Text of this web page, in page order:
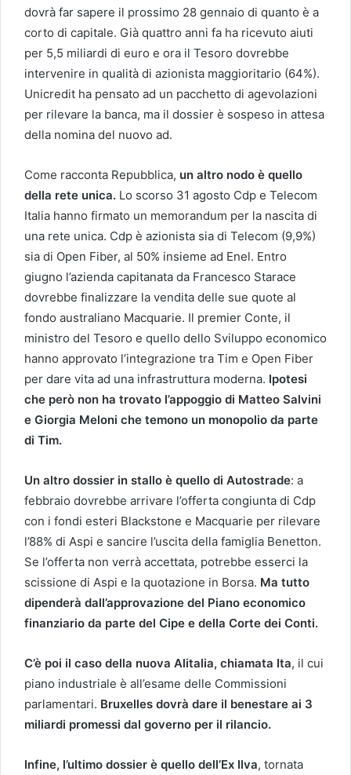
dovrà far sapere il prossimo 28 gennaio di quanto è a
corto di capitale. Già quattro anni fa ha ricevuto aiuti
per 5,5 miliardi di euro e ora il Tesoro dovrebbe
intervenire in qualità di azionista maggioritario (64%).
Unicredit ha pensato ad un pacchetto di agevolazioni
per rilevare la banca, ma il dossier è sospeso in attesa
della nomina del nuovo ad.
Come racconta Repubblica, un altro nodo è quello
della rete unica. Lo scorso 31 agosto Cdp e Telecom
Italia hanno firmato un memorandum per la nascita di
una rete unica. Cdp è azionista sia di Telecom (9,9%)
sia di Open Fiber, al 50% insieme ad Enel. Entro
giugno l’azienda capitanata da Francesco Starace
dovrebbe finalizzare la vendita delle sue quote al
fondo australiano Macquarie. Il premier Conte, il
ministro del Tesoro e quello dello Sviluppo economico
hanno approvato l’integrazione tra Tim e Open Fiber
per dare vita ad una infrastruttura moderna. Ipotesi
che però non ha trovato l’appoggio di Matteo Salvini
e Giorgia Meloni che temono un monopolio da parte
di Tim.
Un altro dossier in stallo è quello di Autostrade: a
febbraio dovrebbe arrivare l’offerta congiunta di Cdp
con i fondi esteri Blackstone e Macquarie per rilevare
l’88% di Aspi e sancire l’uscita della famiglia Benetton.
Se l’offerta non verrà accettata, potrebbe esserci la
scissione di Aspi e la quotazione in Borsa. Ma tutto
dipenderà dall’approvazione del Piano economico
finanziario da parte del Cipe e della Corte dei Conti.
C’è poi il caso della nuova Alitalia, chiamata Ita, il cui
piano industriale è all’esame delle Commissioni
parlamentari. Bruxelles dovrà dare il benestare ai 3
miliardi promessi dal governo per il rilancio.
Infine, l’ultimo dossier è quello dell’Ex Ilva, tornata